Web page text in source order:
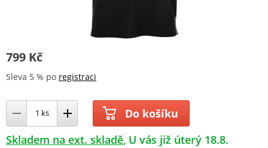
799 Kč
Sleva 5 % po registraci
Do košíku
Skladem na ext. skladě U vás již úterý 18.8.